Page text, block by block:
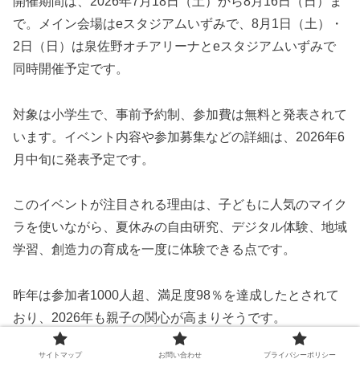
で。メイン会場はeスタジアムいずみで、8月1日（土）・
2日（日）は泉佐野オチアリーナとeスタジアムいずみで
同時開催予定です。
対象は小学生で、事前予約制、参加費は無料と発表されて
います。イベント内容や参加募集などの詳細は、2026年6
月中旬に発表予定です。
このイベントが注目される理由は、子どもに人気のマイク
ラを使いながら、夏休みの自由研究、デジタル体験、地域
学習、創造力の育成を一度に体験できる点です。
昨年は参加者1000人超、満足度98％を達成したとされて
おり、2026年も親子の関心が高まりそうです。
夏休みの自由研究に悩む家庭、マイクラ好きの子ども、
サイトマップ お問い合わせ プライバシーポリシー